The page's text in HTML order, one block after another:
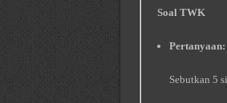
Soal TWK
Pertanyaan:
Sebutkan 5